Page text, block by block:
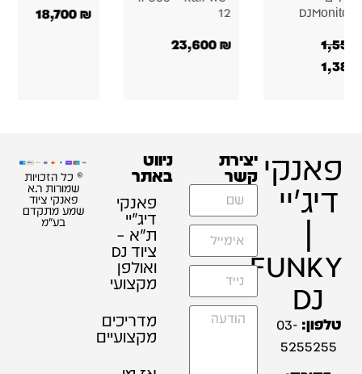
DJMonitor
12
₪
23,600
₪
18,700
פאנקי
דיג'יי
|
FUNKY
DJ
טלפון: 03-
5255255
יצירת
קשר
ניווט
באתר
פאנקי
דיג׳יי
ת"א –
ציוד DJ
ואולפן
מקצועי
מדריכים
מקצועיים
© כל הזכויות
שמורות ר.א
פאנקי ציוד
שמע מתקדם
בע"מ